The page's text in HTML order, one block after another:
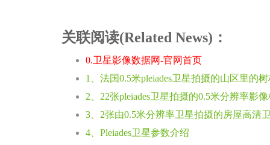
关联阅读(Related News)：
0.卫星影像数据网-官网首页
1、法国0.5米pleiades卫星拍摄的山区里的
2、22张pleiades卫星拍摄的0.5米分辨率影
3、2张由0.5米分辨率卫星拍摄的房屋高清
4、Pleiades卫星参数介绍